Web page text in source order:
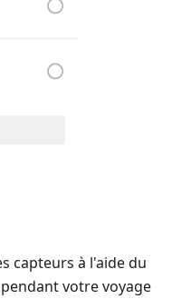
capteurs à l'aide du
pendant votre voyage